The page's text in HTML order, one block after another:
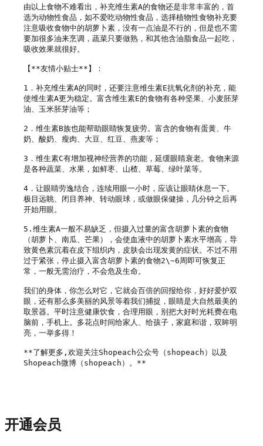
由以上食物不难看出，补充维生素A的食物还是非常丰富的，首
选为动物性食品，如不爱吃动物性食品，选择植物性食物补充要
注意吸收食物中的胡萝卜素，没有一点油是不行的，但是也不需
要加很多油来烹调，蔬菜只要做熟，和其他含油脂食品一起吃，
吸收效果就很好。
【**友情小贴士**】：
1．补充维生素A的同时，还要注意维生素E抗氧化剂的补充，能
使维生素A更为稳定。富含维生素E的食物有各种坚果、小麦胚芽
油、玉米胚芽油等；
2．维生素B族也能帮助眼睛恢复疲劳。富含的食物有蛋黄、牛
奶、酸奶、瘦肉、大豆、红豆、燕麦等；
3．维生素C有增加视神经营养的功能，延缓眼睛衰老。食物来源
是各种蔬菜、水果，如鲜枣、山楂、草莓、绿叶菜等。
4．让眼睛劳逸结合，连续用眼一小时，应该让眼睛休息一下。
极目远眺、闭目养神、转动眼球，或做眼保健操，几分钟之后再
开始用眼。
5.维生素A一般不易缺乏，但摄入过量的富含胡萝卜素的食物
（胡萝卜、南瓜、芒果），会使血液中的胡萝卜素水平增高，导
致黄色素沉着在皮下组织内，皮肤会出现发黄的症状。不过不用
过于紧张，停止摄入富含胡萝卜素的食物2\~6周即可恢复正
常，一般无需治疗，不会危及生命。
我们的身体，你怎么对它，它就会百倍的回报给你，好好爱护双
眼，还有那么多美丽的风景等着我们捕捉，眼睛是大自然最美的
取景器。平时注意健康饮食，合理用眼，别把大好时光耗费在电
脑前，手机上。多花点时间给家人、给孩子，家庭和谐，双眸明
亮，一举多得！
**了解更多,欢迎关注Shopeach公众号（shopeach）以及
Shopeach微博（shopeach）。**
开通会员